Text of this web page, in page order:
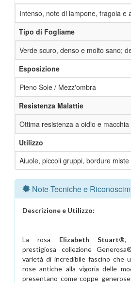
Intenso, note di lampone, fragola e
Tipo di Fogliame
Verde scuro, denso e molto sano;
Esposizione
Pieno Sole / Mezz'ombra
Resistenza Malattie
Ottima resistenza a oidio e macchia
Utilizzo
Aiuole, piccoli gruppi, bordure
Note Tecniche e
Descrizione e Utilizzo:
La rosa Elizabeth Stuart®,
prestigiosa collezione
varietà di incredibile fascino che
rose antiche alla vigoria delle
presentano come coppe